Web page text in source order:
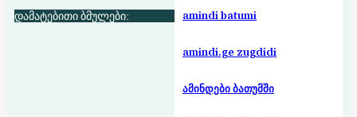
დამატებითი ბმულები: amindi batumi
amindi.ge zugdidi
ამინდები ბათუმში